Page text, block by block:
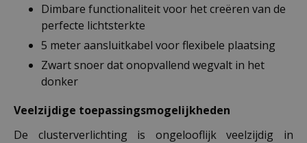
Dimbare functionaliteit voor het creëren van de
perfecte lichtsterkte
5 meter aansluitkabel voor flexibele plaatsing
Zwart snoer dat onopvallend wegvalt in het
donker
Veelzijdige toepassingsmogelijkheden
De clusterverlichting is ongelooflijk veelzijdig in